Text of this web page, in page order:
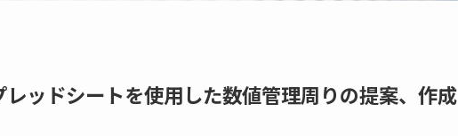
ッドシートを使用した数値管理周りの提案、作成